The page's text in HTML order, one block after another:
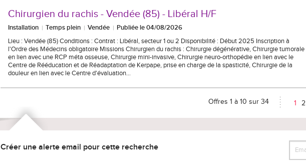
Chirurgien du rachis - Vendée (85) - Libéral H/F
Installation Temps plein Vendée
Publiée le 04/08/2026
Lieu : Vendée (85) Conditions : Contrat : Libéral, secteur 1 ou 2 Disponibilité : Début 2025 Inscription à
l'Ordre des Médecins obligatoire Missions Chirurgien du rachis : Chirurgie dégénérative, Chirurgie tumorale
en lien avec une RCP méta osseuse, Chirurgie mini-invasive, Chirurgie neuro-orthopédie en lien avec le
Centre de Rééducation et de Réadaptation de Kerpape, prise en charge de la spasticité, Chirurgie de la
douleur en lien avec le Centre d'évaluation…
Offres 1 à 10 sur 34 1 2
Créer une alerte email pour cette recherche